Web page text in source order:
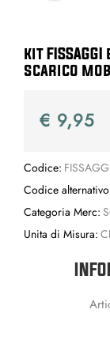
kit FISSAGGI
scarico
€ 9,95
Codice:
Codice
Categoria Merc:
Unita di Misura: